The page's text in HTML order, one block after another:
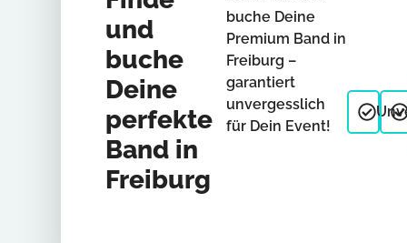
und
buche
Deine
perfekte
Band in
Freiburg
buche Deine
Premium Band in
Freiburg –
garantiert
unvergesslich
für Dein Event!